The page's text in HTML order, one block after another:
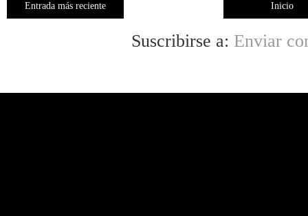
Entrada más reciente Inicio
Suscribirse a: Enviar